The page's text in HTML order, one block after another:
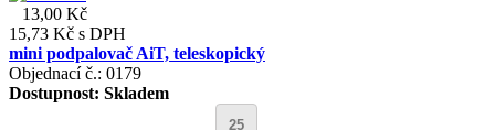
13,00 Kč
15,73 Kč s DPH
mini podpalovač AiT, teleskopický
Objednací č.: 0179
Dostupnost: Skladem